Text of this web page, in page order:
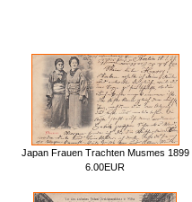
Japan Frauen Trachten Musmes 1899
6.00EUR